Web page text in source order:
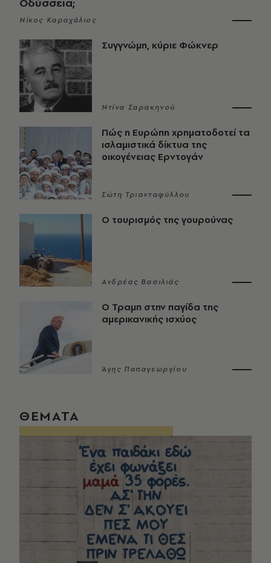
Νίκος Καραχάλιος
Συγγνώμη, κύριε Φώκνερ
Ντίνα Σαρακηνού
Πώς η Ευρώπη χρηματοδοτεί τα
ισλαμιστικά δίκτυα της
οικογένειας Ερντογάν
Σώτη Τριανταφύλλου
Ο τουρισμός της γουρούνας
Ανδρέας Βασιλιάς
Ο Τραμπ στην παγίδα της
αμερικανικής ισχύος
Άγης Παπαγεωργίου
ΘΕΜΑΤΑ